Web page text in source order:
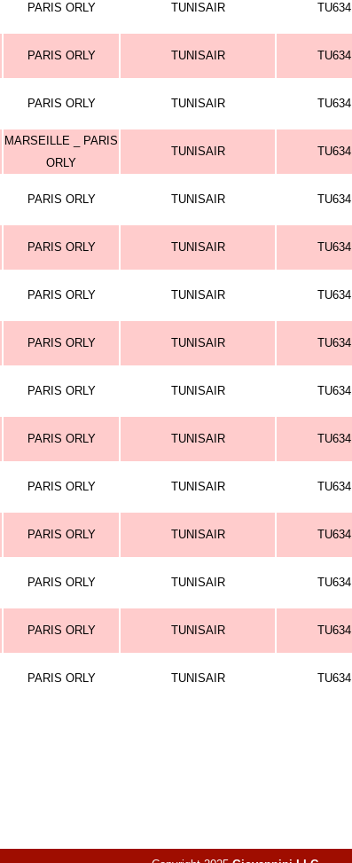
PARIS ORLY TUNISAIR TU634
PARIS ORLY TUNISAIR TU634
PARIS ORLY TUNISAIR TU634
MARSEILLE _ PARIS
ORLY
TUNISAIR TU634
PARIS ORLY TUNISAIR TU634
PARIS ORLY TUNISAIR TU634
PARIS ORLY TUNISAIR TU634
PARIS ORLY TUNISAIR TU634
PARIS ORLY TUNISAIR TU634
PARIS ORLY TUNISAIR TU634
PARIS ORLY TUNISAIR TU634
PARIS ORLY TUNISAIR TU634
PARIS ORLY TUNISAIR TU634
PARIS ORLY TUNISAIR TU634
PARIS ORLY TUNISAIR TU634